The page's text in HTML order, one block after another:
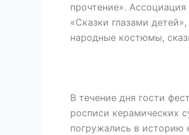
прочтение».
«Сказки глазами
народные костюмы,
В течение дня гости
росписи керамических
погружались в историю